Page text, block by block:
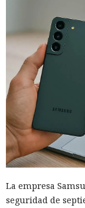
La empresa
seguridad de